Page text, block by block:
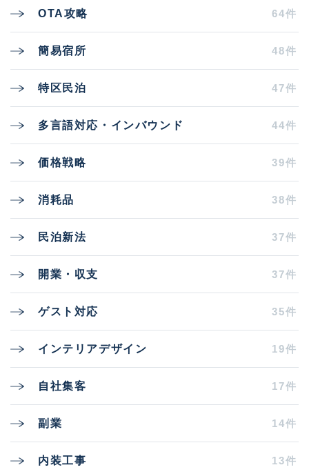
OTA攻略 64件
簡易宿所 48件
特区民泊 47件
多言語対応・インバウンド 44件
価格戦略 39件
消耗品 38件
民泊新法 37件
開業・収支 37件
ゲスト対応 35件
インテリアデザイン 19件
自社集客 17件
副業 14件
内装工事 13件